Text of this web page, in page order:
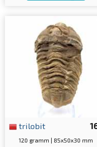
trilobit
120 gramm | 85x50x30 mm